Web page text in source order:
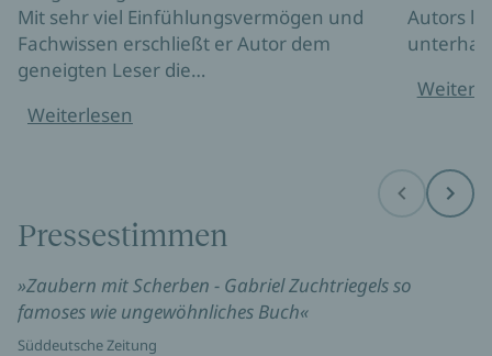
Mit sehr viel Einfühlungsvermögen und
Fachwissen erschließt er Autor dem
geneigten Leser die…
Weiterlesen
Autors
Before Next
Pressestimmen
»Zaubern mit Scherben - Gabriel Zuchtriegels so
famoses wie ungewöhnliches Buch«
Süddeutsche Zeitung